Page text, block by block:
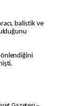
balistik ve
önlendiğini